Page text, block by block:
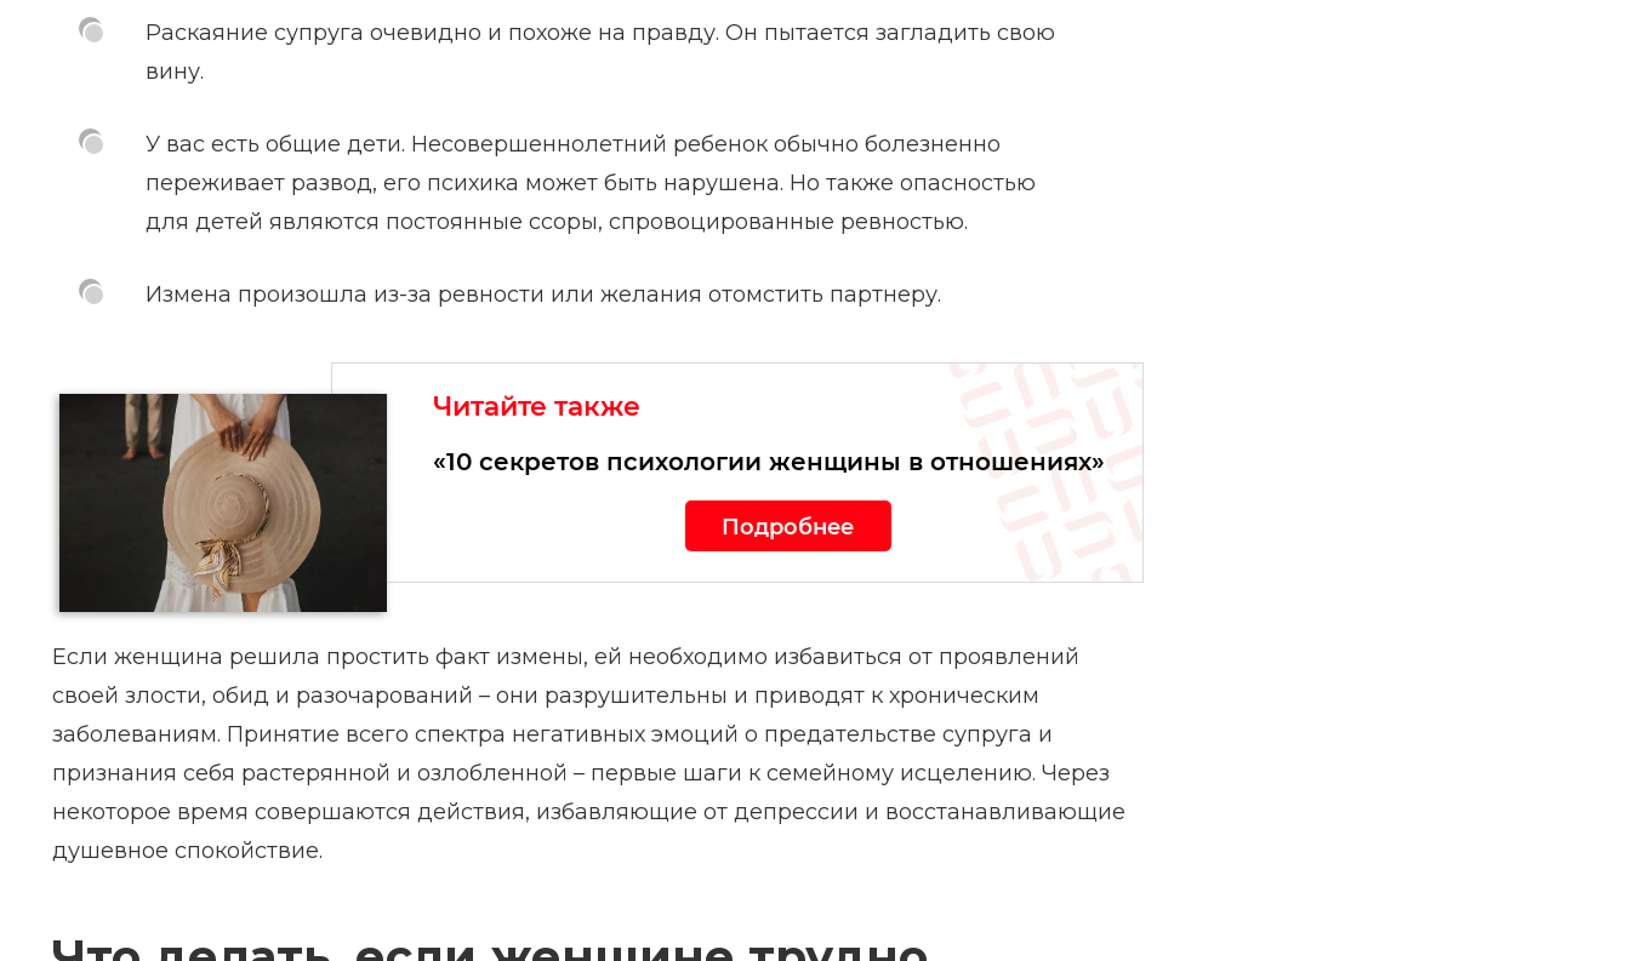
Раскаяние супруга очевидно и похоже на правду. Он пытается загладить свою
вину.
У вас есть общие дети. Несовершеннолетний ребенок обычно болезненно
переживает развод, его психика может быть нарушена. Но также опасностью
для детей являются постоянные ссоры, спровоцированные ревностью.
Измена произошла из-за ревности или желания отомстить партнеру.
Читайте также
«10 секретов психологии женщины в отношениях»
Подробнее
Если женщина решила простить факт измены, ей необходимо избавиться от проявлений
своей злости, обид и разочарований – они разрушительны и приводят к хроническим
заболеваниям. Принятие всего спектра негативных эмоций о предательстве супруга и
признания себя растерянной и озлобленной – первые шаги к семейному исцелению. Через
некоторое время совершаются действия, избавляющие от депрессии и восстанавливающие
душевное спокойствие.